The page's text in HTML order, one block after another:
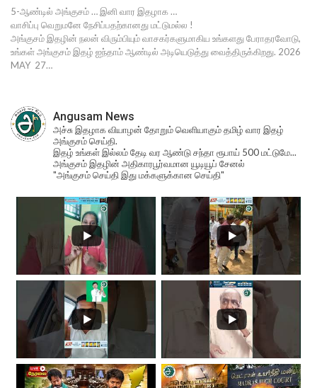
5-ஆண்டில் அங்குசம் … இனி வார இதழாக …
வாசிப்பு வெறுமனே நேசிப்பதற்கானது மட்டுமல்ல !
அங்குசம் இதழின் நலன் விரும்பியும் வாசகர்களுமாகிய உங்களது பேராதரவோடு,
உங்கள் அங்குசம் இதழ் ஐந்தாம் ஆண்டில் அடியெடுத்து வைத்திருக்கிறது. 2026
MAY 27…
Angusam News
அச்சு இதழாக வியாழன் தோறும் வெளியாகும் தமிழ் வார இதழ்
அங்குசம் செய்தி.
இதழ் உங்கள் இல்லம் தேடி வர ஆண்டு சந்தா ரூபாய் 500 மட்டுமே...
அங்குசம் இதழின் அதிகாரபூர்வமான யூடியூப் சேனல்
"அங்குசம் செய்தி இது மக்களுக்கான செய்தி"